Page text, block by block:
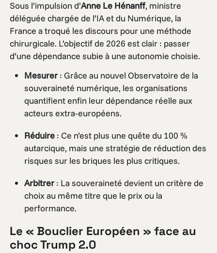
Sous l’impulsion d’Anne Le Hénanff, ministre
déléguée chargée de l’IA et du Numérique, la
France a troqué les discours pour une méthode
chirurgicale. L’objectif de 2026 est clair : passer
d’une dépendance subie à une autonomie choisie.
Mesurer: Grâce au nouvel Observatoire de la
souveraineté numérique, les organisations
quantifient enfin leur dépendance réelle aux
acteurs extra-européens.
Réduire : Ce n’est plus une quête du 100 %
autarcique, mais une stratégie de réduction des
risques sur les briques les plus critiques.
Arbitrer: La souveraineté devient un critère de
choix au même titre que le prix ou la
performance.
Le « Bouclier Européen » face au
choc Trump 2.0